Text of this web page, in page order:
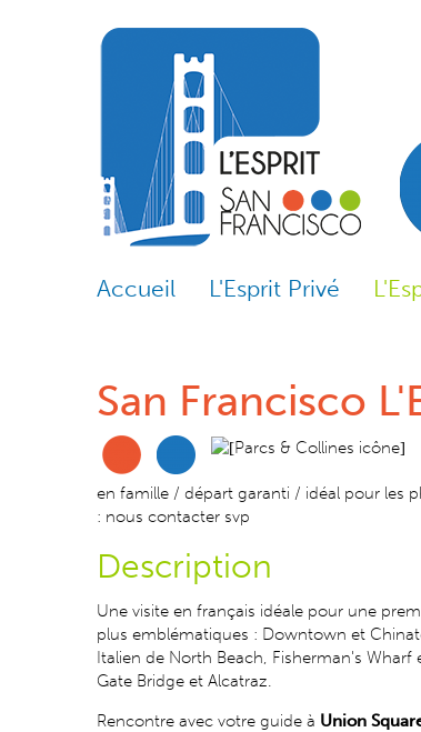
Skip to content
Skip to navigation
Accueil L'Esprit Privé
San Francisco
en famille / départ garanti / idéal pour les
: nous contacter svp
Description
Une visite en français idéale pour une
plus emblématiques : Downtown et
Italien de North Beach, Fisherman's Wharf
Gate Bridge et Alcatraz.
Rencontre avec votre guide à Union